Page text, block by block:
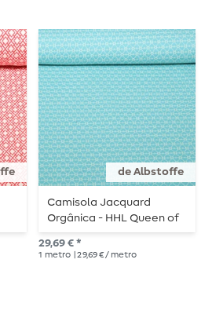
de Albstoffe
Camisola Jacquard
Orgânica - HHL Queen of
Hearts Cherry Heart Knit
Turquoise
29,69 € *
1 metro | 29,69 € / metro